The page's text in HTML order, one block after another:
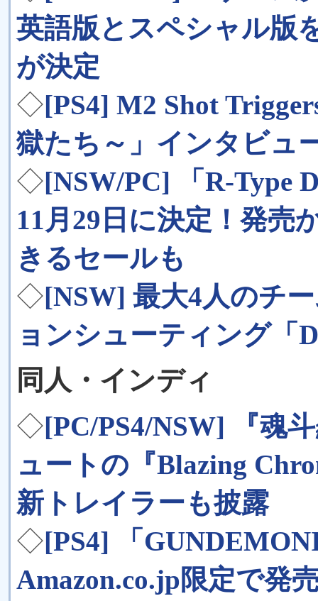
英語版とスペシャル版
が決定
◇[PS4] M2 Shot
獄たち～」インタビュ
◇[NSW/PC] 「R-Type
11月29日に決定！発売
きるセールも
◇[NSW] 最大4人のチ
ョンシューティング「
同人・インディ
◇[PC/PS4/NSW] 『魂
ュートの『Blazing
新トレイラーも披露
◇[PS4] 「
Amazon.co.jp限定で発